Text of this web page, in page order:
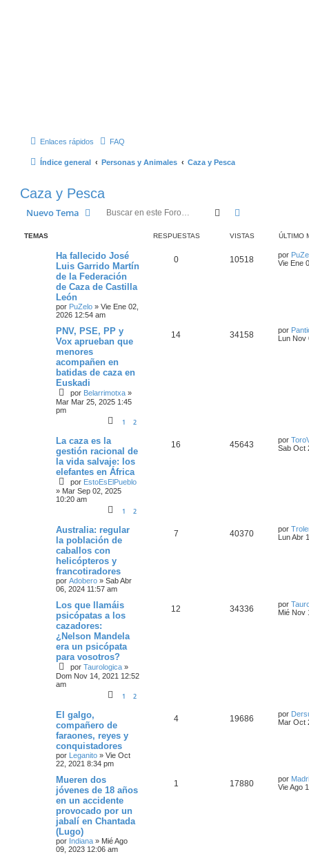
Enlaces rápidos FAQ
Índice general Personas y Animales Caza y Pesca
Caza y Pesca
Nuevo Tema Buscar
TEMAS RESPUESTAS VISTAS ÚLTIMO
Ha fallecido José
Luis Garrido Martín
de la Federación
de Caza de Castilla
León
por PuZelo » Vie Ene 02,
2026 12:54 am
0 10518 por
Vie Ene
PNV, PSE, PP y
Vox aprueban que
menores
acompañen en
batidas de caza en
Euskadi
por Belarrimotxa »
Mar Mar 25, 2025 1:45
pm
1 2
14 34158 por
Lun Nov
La caza es la
gestión racional de
la vida salvaje: los
elefantes en África
por EstoEsElPueblo
» Mar Sep 02, 2025
10:20 am
1 2
16 45643 por
Sab Oct
Australia: regular
la población de
caballos con
helicópteros y
francotiradores
por Adobero » Sab Abr
06, 2024 11:57 am
7 40370 por
Lun Abr
Los que llamáis
psicópatas a los
cazadores:
¿Nelson Mandela
era un psicópata
para vosotros?
por Taurologica »
Dom Nov 14, 2021 12:52
am
1 2
12 34336 por
Mié Nov
El galgo,
compañero de
faraones, reyes y
conquistadores
por Leganito » Vie Oct
22, 2021 8:34 pm
4 19686 por
Mar Oct
Mueren dos
jóvenes de 18 años
en un accidente
provocado por un
jabalí en Chantada
(Lugo)
por Indiana » Mié Ago
09, 2023 12:06 am
1 17880 por
Vie Ago